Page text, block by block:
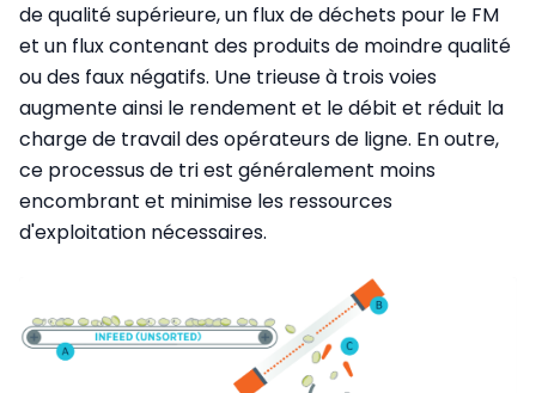
de qualité supérieure, un flux de déchets pour le FM
et un flux contenant des produits de moindre qualité
ou des faux négatifs. Une trieuse à trois voies
augmente ainsi le rendement et le débit et réduit la
charge de travail des opérateurs de ligne. En outre,
ce processus de tri est généralement moins
encombrant et minimise les ressources
d'exploitation nécessaires.